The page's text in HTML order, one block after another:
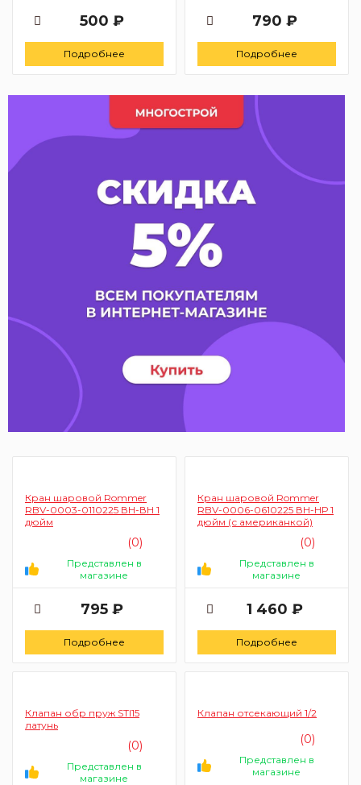
500 ₽
Подробнее
790 ₽
Подробнее
Кран шаровой Rommer
RBV-0003-0110225 ВН-ВН 1
дюйм
(0)
Представлен в
магазине
795 ₽
Подробнее
Кран шаровой Rommer
RBV-0006-0610225 ВН-НР 1
дюйм (с американкой)
(0)
Представлен в
магазине
1 460 ₽
Подробнее
Клапан обр пруж STI15
латунь
(0)
Представлен в
магазине
Клапан отсекающий 1/2
(0)
Представлен в
магазине